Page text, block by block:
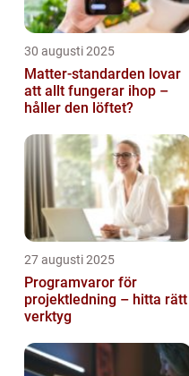
30 augusti 2025
Matter-standarden lovar
att allt fungerar ihop –
håller den löftet?
27 augusti 2025
Programvaror för
projektledning – hitta rätt
verktyg